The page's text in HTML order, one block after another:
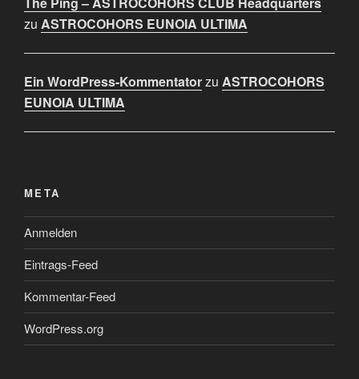
zu ASTROCOHORS EUNOIA ULTIMA
Ein WordPress-Kommentatorzu ASTROCOHORS
EUNOIA ULTIMA
META
Anmelden
Eintrags-Feed
Kommentar-Feed
WordPress.org